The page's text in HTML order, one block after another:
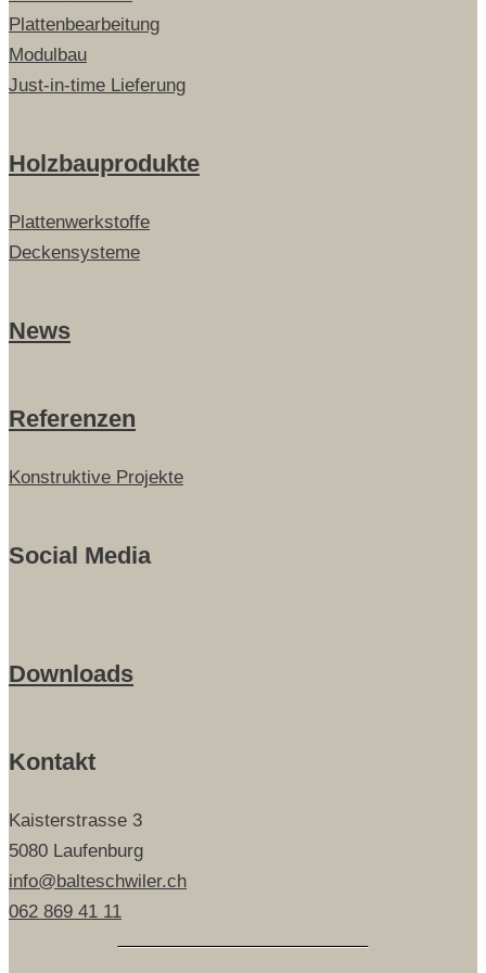
Plattenbearbeitung
Modulbau
Just-in-time Lieferung
Holzbauprodukte
Plattenwerkstoffe
Deckensysteme
News
Referenzen
Konstruktive Projekte
Social Media
Downloads
Kontakt
Kaisterstrasse 3
5080 Laufenburg
info@balteschwiler.ch
062 869 41 11